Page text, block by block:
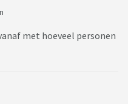
met hoeveel personen